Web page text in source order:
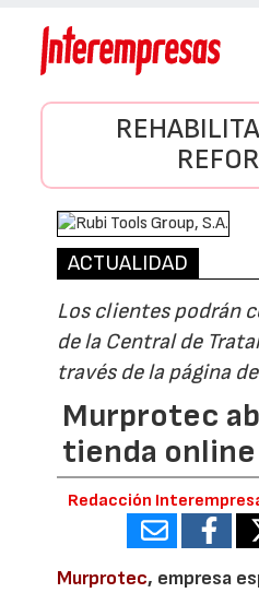
ACTUALIDAD
Los clientes podrán
de la Central de
través de la página
Murprotec
tienda online
Redacción
Murprotec, empresa